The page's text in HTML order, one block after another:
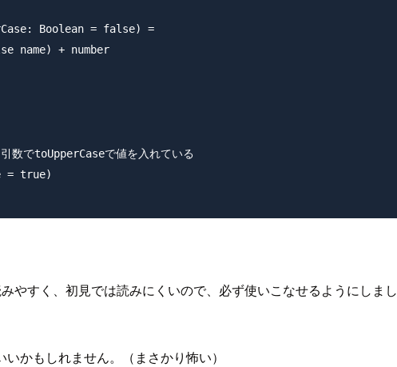
Boolean = false) =
name) + number
でtoUpperCaseで値を入れている
= true)
やすく、初見では読みにくいので、必ず使いこなせるようにしま
かもしれません。（まさかり怖い）